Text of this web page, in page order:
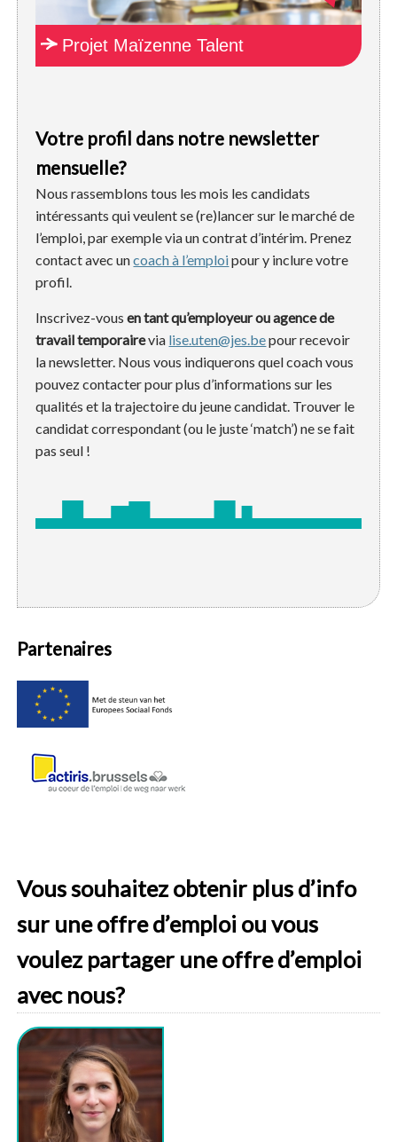
Projet Maïzenne Talent
Votre profil dans notre newsletter
mensuelle?
Nous rassemblons tous les mois les candidats
intéressants qui veulent se (re)lancer sur le marché de
l’emploi, par exemple via un contrat d’intérim. Prenez
contact avec uncoach à l’emploipour y inclure votre
profil.
Inscrivez-vousen tant qu’employeur ou agence de
travail temporairevia lise.uten@jes.bepour recevoir
la newsletter. Nous vous indiquerons quel coach vous
pouvez contacter pour plus d’informations sur les
qualités et la trajectoire du jeune candidat. Trouver le
candidat correspondant (ou le juste ‘match’) ne se fait
pas seul !
Partenaires
Vous souhaitez obtenir plus d’info
sur une offre d’emploi ou vous
voulez partager une offre d’emploi
avec nous?